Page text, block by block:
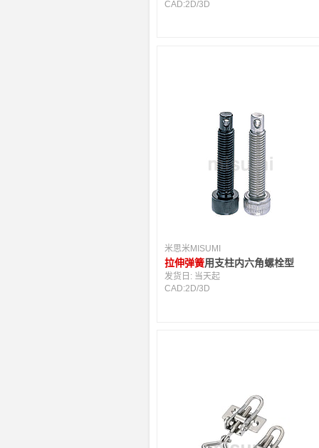
CAD:2D/3D
米思米MISUMI
拉伸弹簧用支柱内六角螺栓型
发货日: 当天起
CAD:2D/3D